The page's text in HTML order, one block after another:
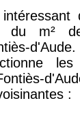
€
m²
: